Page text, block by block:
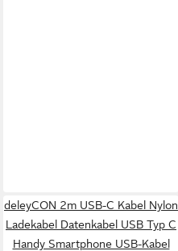
deleyCON 2m USB-C Kabel Nylon
Ladekabel Datenkabel USB Typ C
Handy Smartphone USB-Kabel